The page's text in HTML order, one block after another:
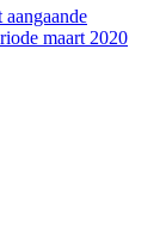
maart 2020